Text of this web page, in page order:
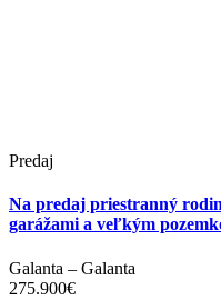
Predaj
Na predaj priestranný
garážami a veľkým
Galanta – Galanta
275.900€